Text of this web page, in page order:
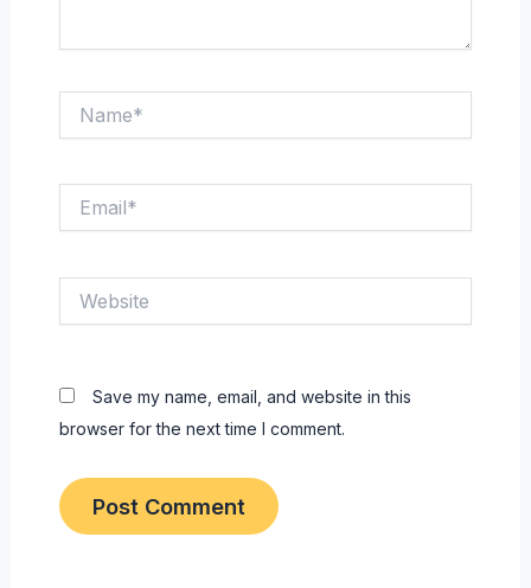
Save my name, email, and website in this
browser for the next time I comment.